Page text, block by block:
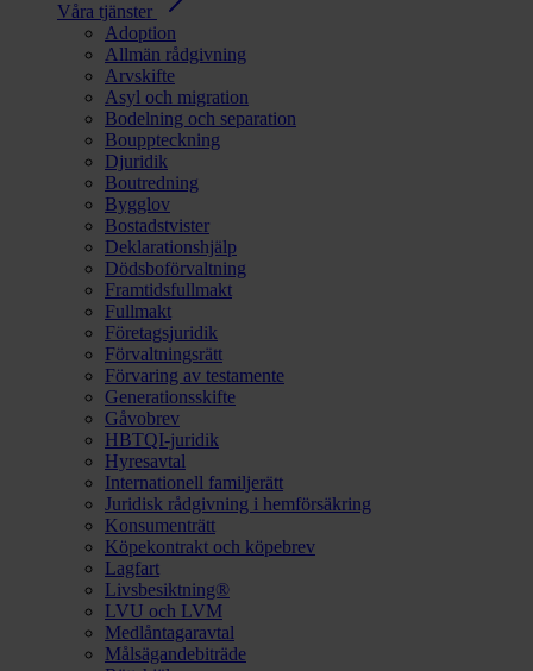
Våra tjänster
Adoption
Allmän rådgivning
Arvskifte
Asyl och migration
Bodelning och separation
Bouppteckning
Djuridik
Boutredning
Bygglov
Bostadstvister
Deklarationshjälp
Dödsboförvaltning
Framtidsfullmakt
Fullmakt
Företagsjuridik
Förvaltningsrätt
Förvaring av testamente
Generationsskifte
Gåvobrev
HBTQI-juridik
Hyresavtal
Internationell familjerätt
Juridisk rådgivning i hemförsäkring
Konsumenträtt
Köpekontrakt och köpebrev
Lagfart
Livsbesiktning®
LVU och LVM
Medlåntagaravtal
Målsägandebiträde